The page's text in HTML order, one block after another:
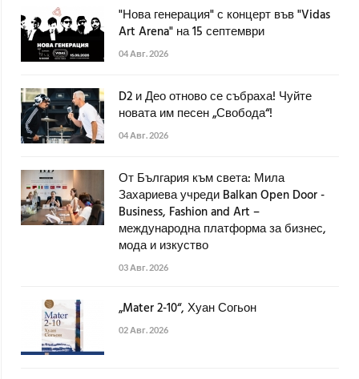
"Нова генерация" с концерт във "Vidas
Art Arena" на 15 септември
04 Авг. 2026
D2 и Део отново се събраха! Чуйте
новата им песен „Свобода“!
04 Авг. 2026
От България към света: Мила
Захариева учреди Balkan Open Door -
Business, Fashion and Art –
международна платформа за бизнес,
мода и изкуство
03 Авг. 2026
„Mater 2-10“, Хуан Согьон
02 Авг. 2026